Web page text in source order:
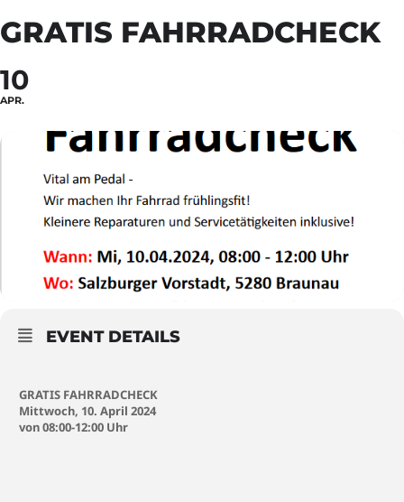
GRATIS FAHRRADCHECK
10
APR.
EVENT DETAILS
GRATIS FAHRRADCHECK
Mittwoch, 10. April 2024
von 08:00-12:00 Uhr